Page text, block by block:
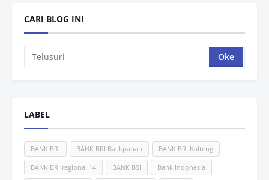
CARI BLOG INI
LABEL
BANK BRI BANK BRI Balikpapan BANK BRI Kalteng
BANK BRI regional 14 BANK BSI Bank Indonesia